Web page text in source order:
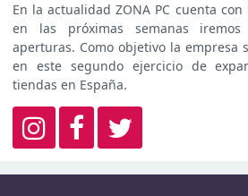
En la actualidad ZONA PC cuenta
en las próximas semanas iremos
aperturas. Como objetivo la empresa
en este segundo ejercicio de
tiendas en España.